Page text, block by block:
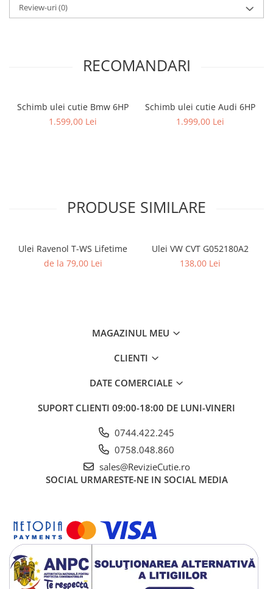
Review-uri(0)
RECOMANDARI
Schimb ulei cutie Bmw 6HP
1.599,00 Lei
Schimb ulei cutie Audi 6HP
1.999,00 Lei
PRODUSE SIMILARE
Ulei Ravenol T-WS Lifetime
de la 79,00 Lei
Ulei VW CVT G052180A2
138,00 Lei
MAGAZINUL MEU
CLIENTI
DATE COMERCIALE
SUPORT CLIENTI 09:00-18:00 DE LUNI-VINERI
0744.422.245
0758.048.860
sales@RevizieCutie.ro
SOCIAL URMARESTE-NE IN SOCIAL MEDIA